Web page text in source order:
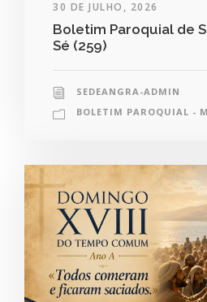
30 DE JULHO, 2026
Boletim Paroquial de
Sé (259)
SEDEANGRA-ADMIN
BOLETIM PAROQUIAL -